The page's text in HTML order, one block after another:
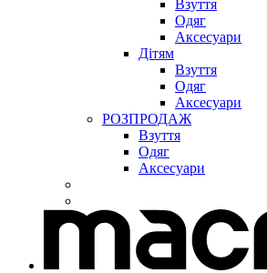
Взуття
Одяг
Аксесуари
Дітям
Взуття
Одяг
Аксесуари
РОЗПРОДАЖ
Взуття
Одяг
Аксесуари